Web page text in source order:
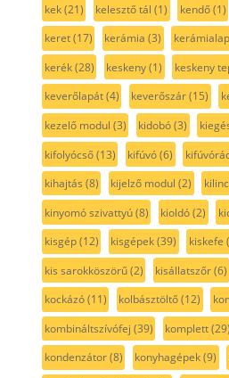
kek(21) kelesztő tál (1) kendő(1)
keret(17) kerámia (3) kerámialap
kerék(28) keskeny(1) keskeny
keverőlapát(4) keverőszár(15)
kezelő modul (3) kidobó(3)
kifolyócső(13) kifúvó(6)
kihajtás (8) kijelző modul (2)
kinyomó szivattyú(8) kioldó(2)
kisgép(12) kisgépek(39) kiskefe
kis sarokköszörű(2) kisállatszőr(6)
kockázó(11) kolbásztöltő(12)
kombináltszívófej (39) komplett(29)
kondenzátor(8) konyhagépek(9)